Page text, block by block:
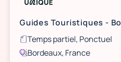
Guides Touristiques -
Temps partiel, Ponctuel
Bordeaux, France